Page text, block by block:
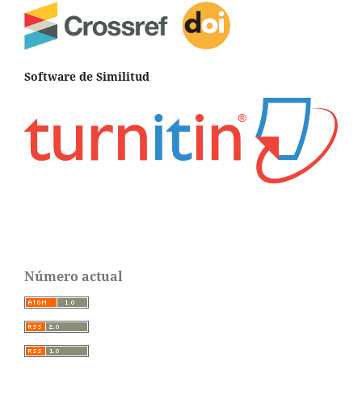
Software de Similitud
Número actual